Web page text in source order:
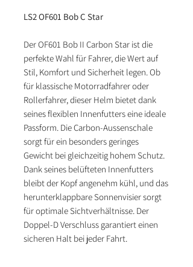
LS2 OF601 Bob C Star
Der OF601 Bob II Carbon Star ist die
perfekte Wahl für Fahrer, die Wert auf
Stil, Komfort und Sicherheit legen. Ob
für klassische Motorradfahrer oder
Rollerfahrer, dieser Helm bietet dank
seines flexiblen Innenfutters eine ideale
Passform. Die Carbon-Aussenschale
sorgt für ein besonders geringes
Gewicht bei gleichzeitig hohem Schutz.
Dank seines belüfteten Innenfutters
bleibt der Kopf angenehm kühl, und das
herunterklappbare Sonnenvisier sorgt
für optimale Sichtverhältnisse. Der
Doppel-D Verschluss garantiert einen
sicheren Halt bei jeder Fahrt.